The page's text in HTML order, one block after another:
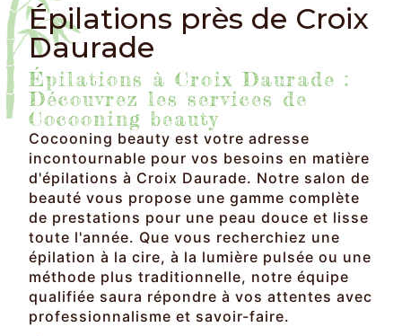
Épilations près de Croix
Daurade
Épilations à Croix Daurade :
Découvrez les services de
Cocooning beauty
Cocooning beauty est votre adresse
incontournable pour vos besoins en matière
d'épilations à Croix Daurade. Notre salon de
beauté vous propose une gamme complète
de prestations pour une peau douce et lisse
toute l'année. Que vous recherchiez une
épilation à la cire, à la lumière pulsée ou une
méthode plus traditionnelle, notre équipe
qualifiée saura répondre à vos attentes avec
professionnalisme et savoir-faire.